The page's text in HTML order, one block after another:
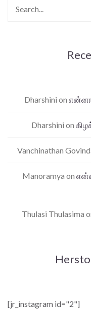
Dharshini on
Dharshini on
Vanchinathan
Manoramya on
Thulasi Thulasima
[jr_instagram id="2"]